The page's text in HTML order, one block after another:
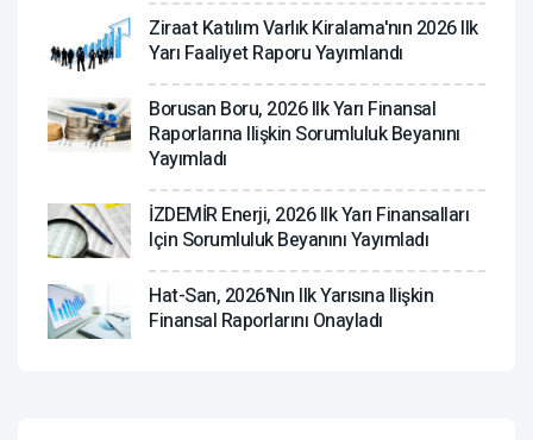
Ziraat Katılım Varlık Kiralama'nın 2026 Ilk
Yarı Faaliyet Raporu Yayımlandı
Borusan Boru, 2026 Ilk Yarı Finansal
Raporlarına Ilişkin Sorumluluk Beyanını
Yayımladı
İZDEMİR Enerji, 2026 Ilk Yarı Finansalları
Için Sorumluluk Beyanını Yayımladı
Hat-San, 2026'nın Ilk Yarısına Ilişkin
Finansal Raporlarını Onayladı